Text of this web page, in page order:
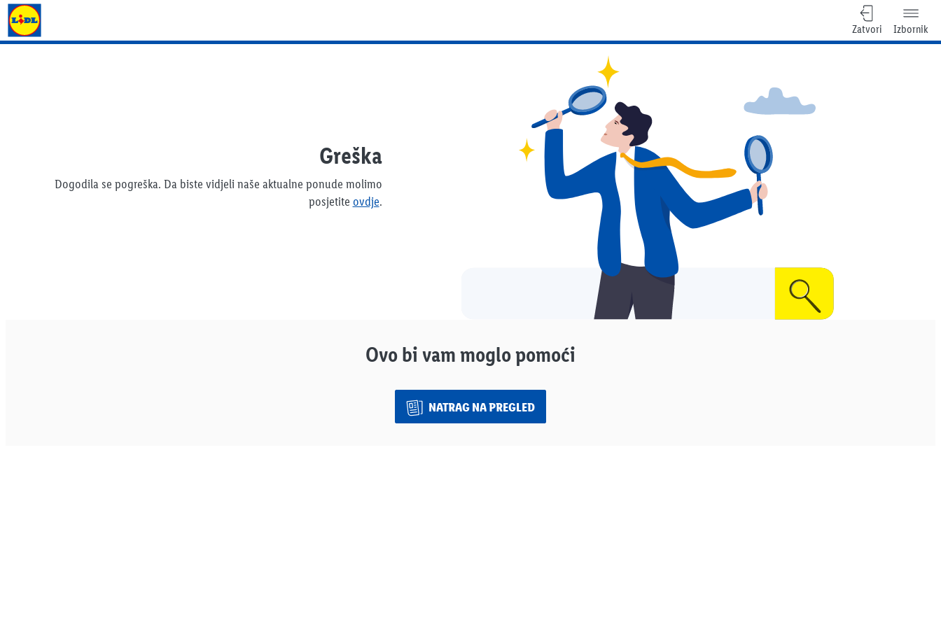
Lidl katalog
Zatvori Izbornik
Greška
Dogodila se pogreška. Da biste vidjeli naše aktualne ponude molimo
posjetite ovdje.
Ovo bi vam moglo pomoći
NATRAG NA PREGLED